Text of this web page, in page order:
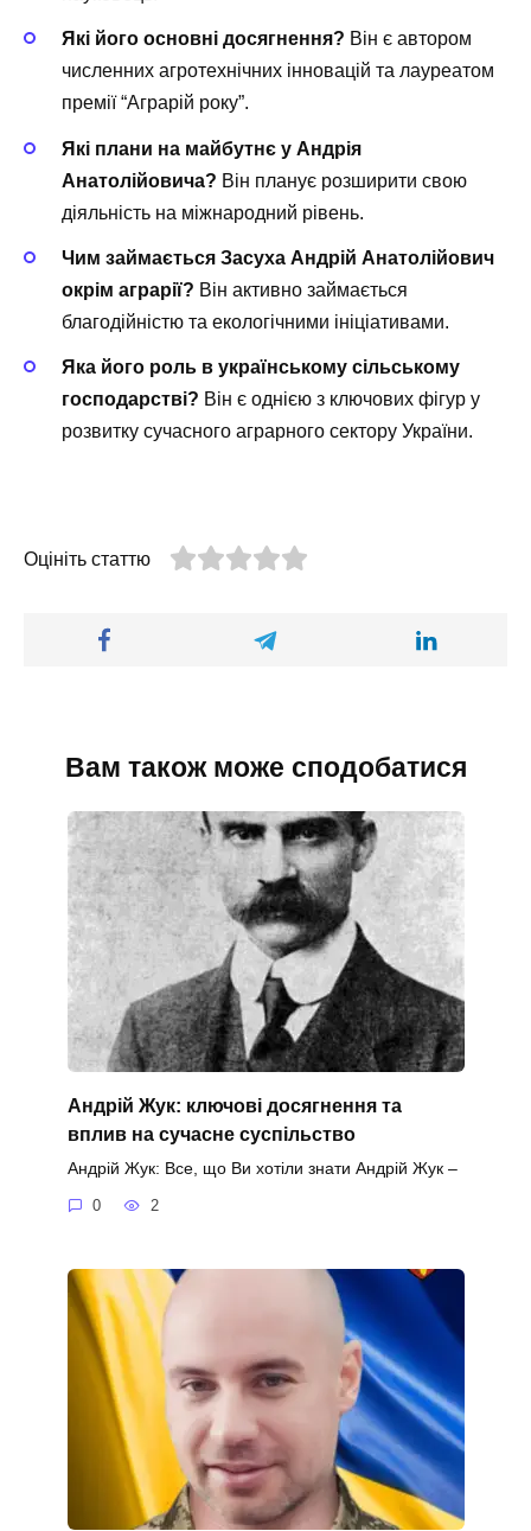
Які його основні досягнення? Він є автором
численних агротехнічних інновацій та лауреатом
премії “Аграрій року”.
Які плани на майбутнє у Андрія
Анатолійовича? Він планує розширити свою
діяльність на міжнародний рівень.
Чим займається Засуха Андрій Анатолійович
окрім аграрії? Він активно займається
благодійністю та екологічними ініціативами.
Яка його роль в українському сільському
господарстві? Він є однією з ключових фігур у
розвитку сучасного аграрного сектору України.
Оцініть статтю
Вам також може сподобатися
Андрій Жук: ключові досягнення та
вплив на сучасне суспільство
Андрій Жук: Все, що Ви хотіли знати Андрій Жук –
0 2